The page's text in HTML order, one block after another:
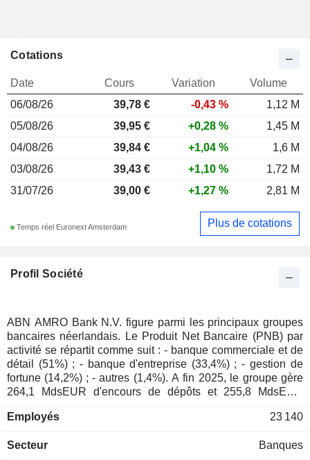
Profil Société
ABN AMRO Bank N.V. figure parmi les principaux groupes
bancaires néerlandais. Le Produit Net Bancaire (PNB) par
activité se répartit comme suit : - banque commerciale et de
détail (51%) ; - banque d'entreprise (33,4%) ; - gestion de
fortune (14,2%) ; - autres (1,4%). A fin 2025, le groupe gère
264,1 MdsEUR d'encours de dépôts et 255,8 MdsEUR
est la suivante : Pays-Bas (90,8%), Europe (6,1%), Etats-
Employés 23 140
Secteur Banques
Cotations
Date Cours Variation
Volume
06/08/26
39,78 € -0,43 %
1,12 M
05/08/26
39,95 € +0,28 %
1,45 M
04/08/26
39,84 € +1,04 %
1,6 M
03/08/26
39,43 € +1,10 %
1,72 M
31/07/26
39,00 € +1,27 % 2,81 M
Temps réel Euronext Amsterdam Plus de cotations